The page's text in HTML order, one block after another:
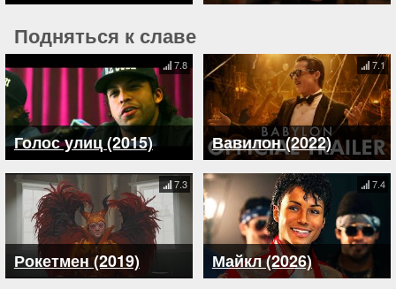
Подняться к славе
Голос улиц (2015)
7.8
Вавилон (2022)
7.1
Рокетмен (2019)
7.3
Майкл (2026)
7.4